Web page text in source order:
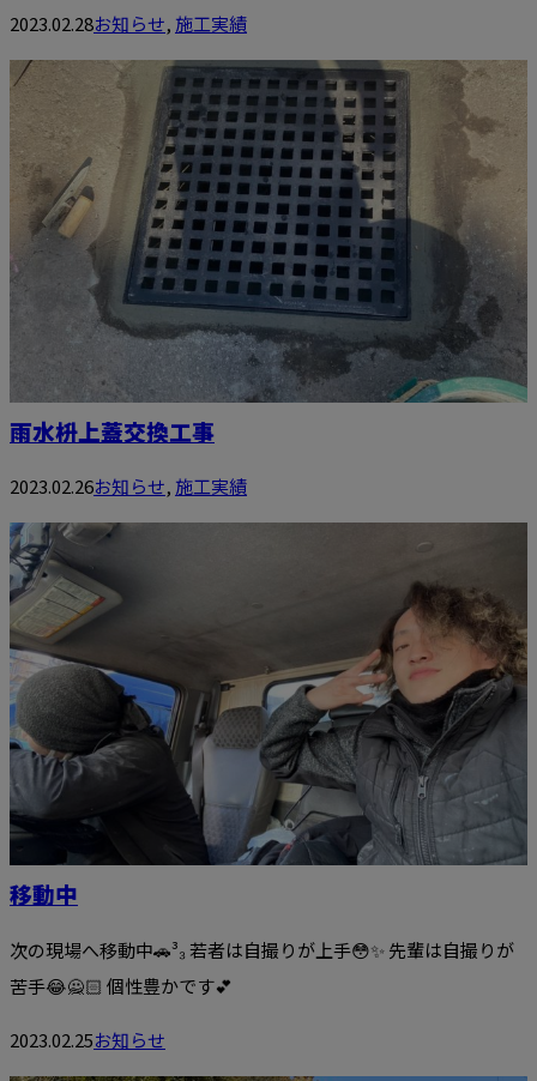
2023.02.28お知らせ, 施工実績
雨水枡上蓋交換工事
2023.02.26お知らせ, 施工実績
移動中
次の現場へ移動中🚗³₃ 若者は自撮りが上手😳✨ 先輩は自撮りが
苦手😂🙅🏻 個性豊かです💕
2023.02.25お知らせ